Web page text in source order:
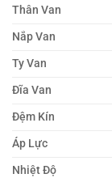
Thân Van
Nắp Van
Ty Van
Đĩa Van
Đệm Kín
Áp Lực
Nhiệt Độ